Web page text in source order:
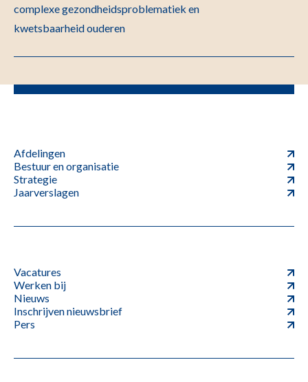
complexe gezondheidsproblematiek en
kwetsbaarheid ouderen
Afdelingen
Bestuur en organisatie
Strategie
Jaarverslagen
Vacatures
Werken bij
Nieuws
Inschrijven nieuwsbrief
Pers